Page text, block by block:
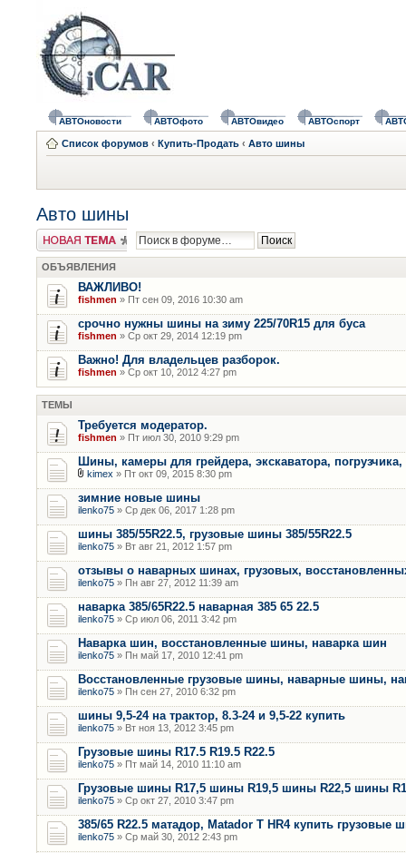
АВТОновости АВТОфото АВТОвидео АВТОспорт
Список форумов ‹ Купить-Продать ‹ Авто шины
Авто шины
Новая тема
ОБЪЯВЛЕНИЯ
ВАЖЛИВО!
fishmen » Пт сен 09, 2016 10:30 am
срочно нужны шины на зиму 225/70R15 для буса
fishmen » Ср окт 29, 2014 12:19 pm
Важно! Для владельцев разборок.
fishmen » Ср окт 10, 2012 4:27 pm
ТЕМЫ
Требуется модератор.
fishmen » Пт июл 30, 2010 9:29 pm
Шины, камеры для грейдера, экскаватора, погрузчика,
kimex » Пт окт 09, 2015 8:30 pm
зимние новые шины
ilenko75 » Ср дек 06, 2017 1:28 pm
шины 385/55R22.5, грузовые шины 385/55R22.5
ilenko75 » Вт авг 21, 2012 1:57 pm
отзывы о наварных шинах, грузовых,
ilenko75 » Пн авг 27, 2012 11:39 am
наварка 385/65R22.5 наварная 385 65 22.5
ilenko75 » Ср июл 06, 2011 3:42 pm
Наварка шин, восстановленные шины, наварка шин
ilenko75 » Пн май 17, 2010 12:41 pm
Восстановленные грузовые шины, наварные шины,
ilenko75 » Пн сен 27, 2010 6:32 pm
шины 9,5-24 на трактор, 8.3-24 и 9,5-22 купить
ilenko75 » Вт ноя 13, 2012 3:45 pm
Грузовые шины R17.5 R19.5 R22.5
ilenko75 » Пт май 14, 2010 11:10 am
Грузовые шины R17,5 шины R19,5 шины R22,5 шины
ilenko75 » Ср окт 27, 2010 3:47 pm
385/65 R22.5 матадор, Matador T HR4 купить грузовые
ilenko75 » Ср май 30, 2012 2:43 pm